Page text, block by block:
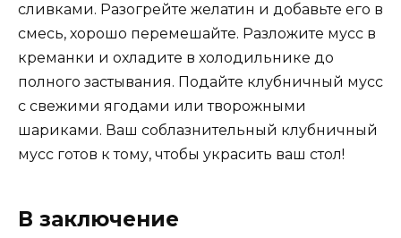
сливками. Разогрейте желатин и добавьте его в
смесь, хорошо перемешайте. Разложите мусс в
креманки и охладите в холодильнике до
полного застывания. Подайте клубничный мусс
с свежими ягодами или творожными
шариками. Ваш соблазнительный клубничный
мусс готов к тому, чтобы украсить ваш стол!
В заключение